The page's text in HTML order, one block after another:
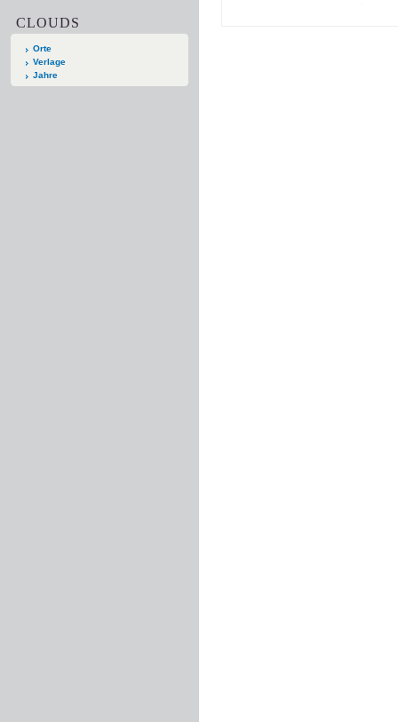
CLOUDS
Orte
Verlage
Jahre